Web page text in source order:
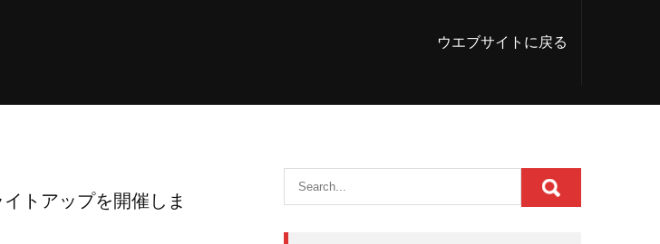
ウエブサイトに戻る
トアップを開催しま